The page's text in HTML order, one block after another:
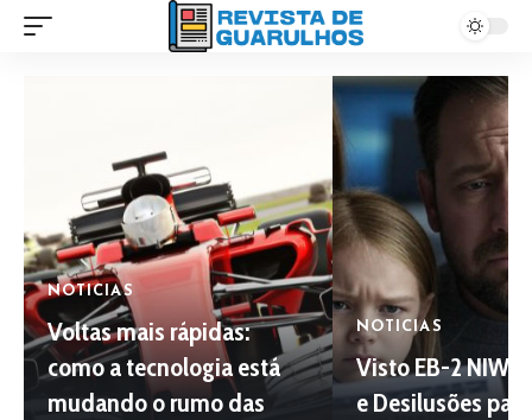
NOTICIAS
Voltas mais rápidas:
como a tecnologia está
mudando o rumo das
NOTICIAS
Visto EB-2 NIW:
e Desilusões para